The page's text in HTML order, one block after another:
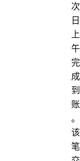
次
日
上
午
完
成
到
账
。
该
笔